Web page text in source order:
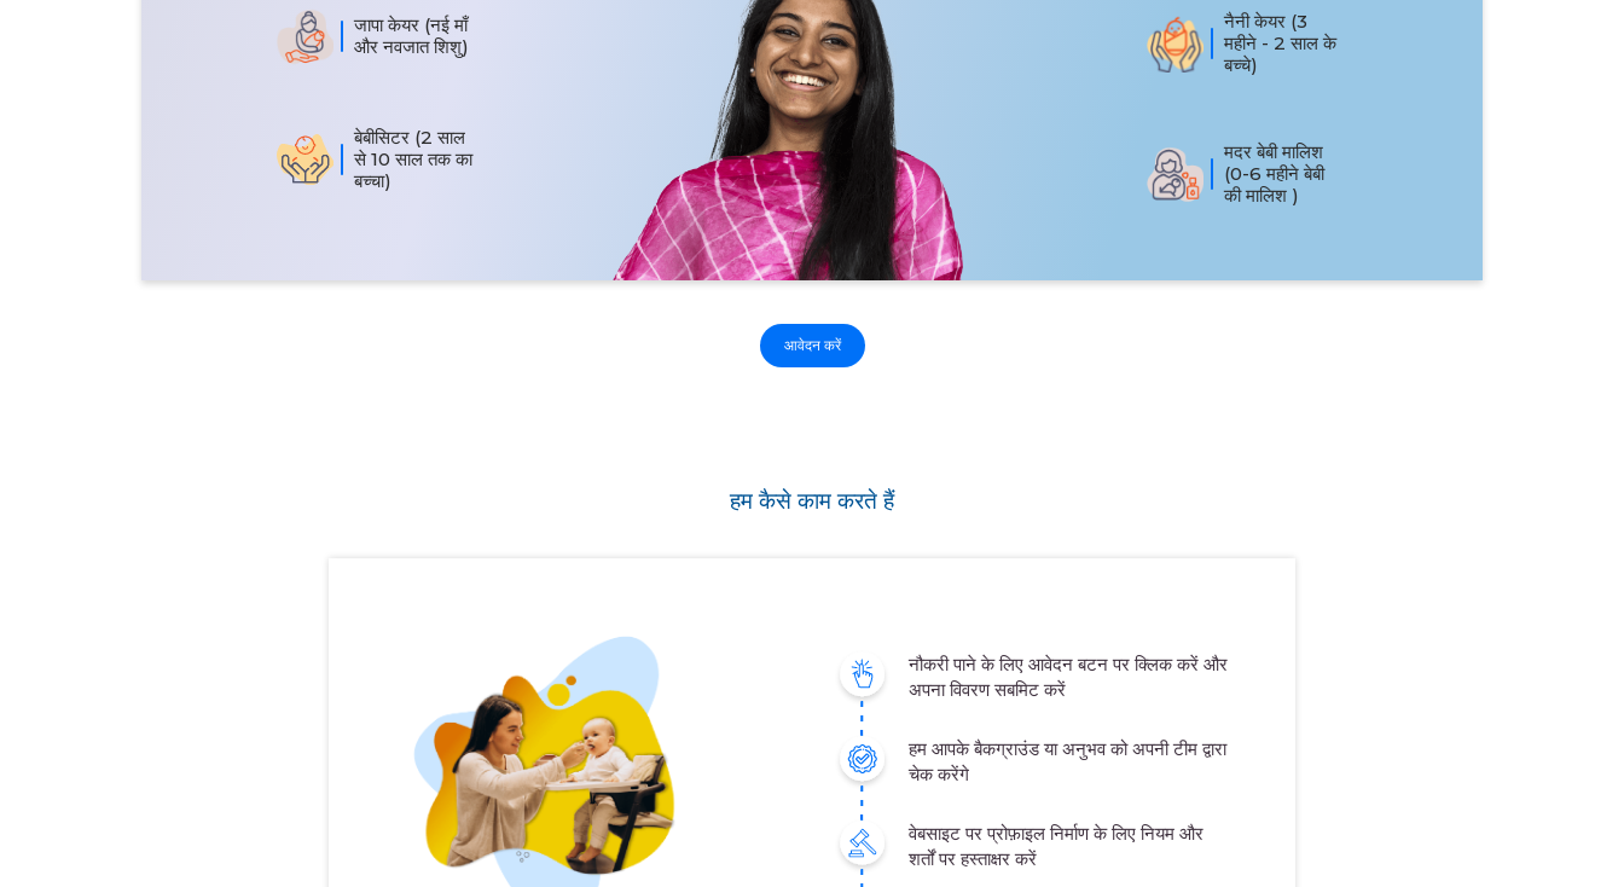
जापा केयर (नई माँ
और नवजात शिशु)
बेबीसिटर (2 साल
से 10 साल तक का
बच्चा)
नैनी केयर (3
महीने - 2 साल के
बच्चे)
मदर बेबी मालिश
(0-6 महीने बेबी
की मालिश )
आवेदन करें
हम कैसे काम करते हैं
नौकरी पाने के लिए आवेदन बटन पर क्लिक करें और
अपना विवरण सबमिट करें
हम आपके बैकग्राउंड या अनुभव को अपनी टीम द्वारा
चेक करेंगे
वेबसाइट पर प्रोफ़ाइल निर्माण के लिए नियम और
शर्तों पर हस्ताक्षर करें